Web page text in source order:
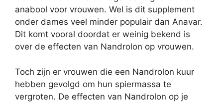
anabool voor vrouwen. Wel is dit supplement
onder dames veel minder populair dan Anavar.
Dit komt vooral doordat er weinig bekend is
over de effecten van Nandrolon op vrouwen.
Toch zijn er vrouwen die een Nandrolon kuur
hebben gevolgd om hun spiermassa te
vergroten. De effecten van Nandrolon op je